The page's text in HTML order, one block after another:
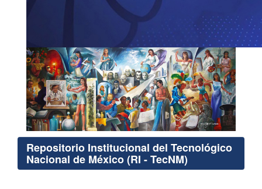
Repositorio Institucional del Tecnológico
Nacional de México (RI - TecNM)